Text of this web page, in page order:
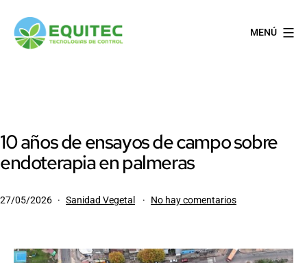
contenido
MENÚ
10 años de ensayos de campo sobre
endoterapia en palmeras
Publicada
27/05/2026
Categorizado
Sanidad Vegetal No hay comentariosen
ensayos